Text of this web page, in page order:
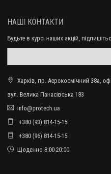
НАШІ КОНТАКТИ
Будьте в курсі наших акцій,
Харків, пр. Аерокосмічний 38а,
вул. Велика Панасівська 183
info@protech.ua
+380 (93) 814-15-15
+380 (96) 814-15-15
Щоденно 8:00-20:00